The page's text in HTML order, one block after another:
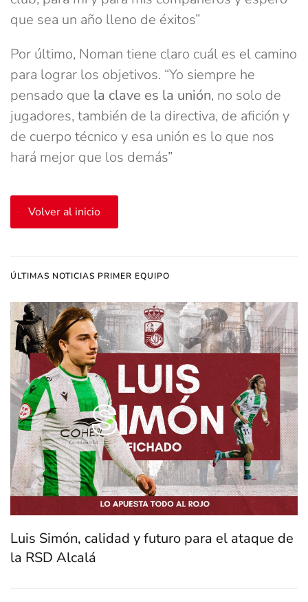
que sea un año lleno de éxitos”
Por último, Noman tiene claro cuál es el camino
para lograr los objetivos. “Yo siempre he
pensado que la clave es la unión, no solo de
jugadores, también de la directiva, de afición y
de cuerpo técnico y esa unión es lo que nos
hará mejor que los demás”
Volver al inicio
ÚLTIMAS NOTICIAS PRIMER EQUIPO
Luis Simón, calidad y futuro para el ataque de
la RSD Alcalá